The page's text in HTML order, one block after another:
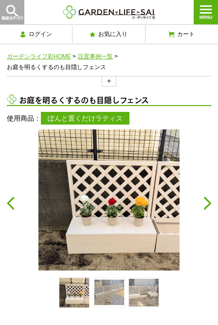
ログイン お気に入り カート
ガーデンライフ彩HOME > 設置事例一覧 >
お庭を明るくするのも目隠しフェンス
+
お庭を明るくするのも目隠しフェンス
使用商品： ぽんと置くだけラティス